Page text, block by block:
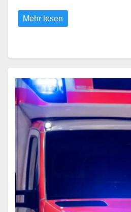
Mehr lesen